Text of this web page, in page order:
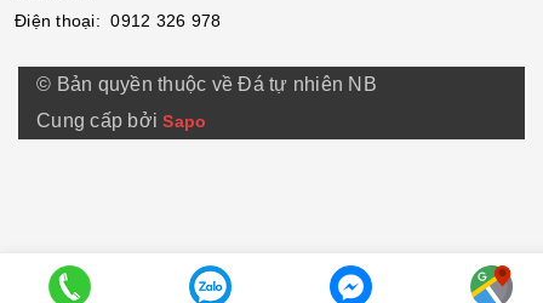
Điện thoại: 0912 326 978
© Bản quyền thuộc về Đá tự nhiên NB
Cung cấp bởiSapo